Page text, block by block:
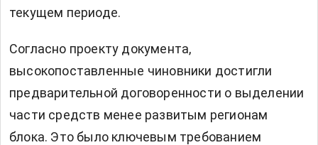
текущем периоде.
Согласно проекту документа,
высокопоставленные чиновники достигли
предварительной договоренности о выделении
части средств менее развитым регионам
блока. Это было ключевым требованием